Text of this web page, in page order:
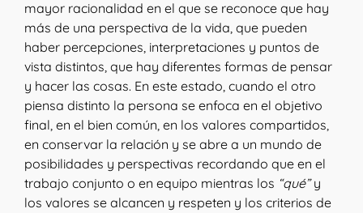
mayor racionalidad en el que se reconoce que hay
más de una perspectiva de la vida, que pueden
haber percepciones, interpretaciones y puntos de
vista distintos, que hay diferentes formas de pensar
y hacer las cosas. En este estado, cuando el otro
piensa distinto la persona se enfoca en el objetivo
final, en el bien común, en los valores compartidos,
en conservar la relación y se abre a un mundo de
posibilidades y perspectivas recordando que en el
trabajo conjunto o en equipo mientras los “qué”y
los valores se alcancen y respeten y los criterios de